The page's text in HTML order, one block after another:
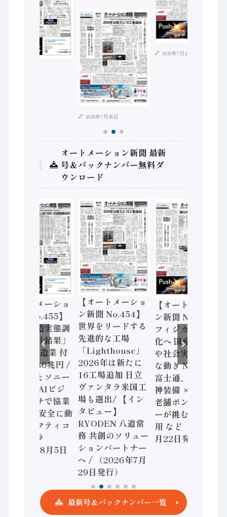
2026年7月28日
2026年7月21日
オートメーション新聞 最新
号＆バックナンバー無料ダ
ウンロード
【オートメーショ
ン新聞 No.455】
「経済構造実態調
査二次集計結果」
2024年製造業 付
加価値額86兆円 /
三菱電機とソニー
セミコン AIビジ
ョンセンサで協業
/ IDEC、安全に動
かすセーフティコ
ントローラ
（2026年8月5日
【オートメーショ
ン新聞 No.454】
世界をリードする
先進的な工場
「Lighthouse」
2026年は新たに
16工場追加 日立
ヴァンタラ米国工
場も選出/ 【イン
タビュー】
RYODEN 八道常
務 共創のソリュー
ションパートナー
へ / （2026年7月
29日発行）
【オートメーショ
ン新聞 No.453】
フィジカルAI本格
化へ 国産AI開発
や社会実装に活発
な動き Noetra、
富士通、日立 / 兵
神装備 × HMS、
老舗ポンプメーカ
ーが挑むデータ活
用 など（2026年7
月22日発行）
最新号＆バックナンバー一覧